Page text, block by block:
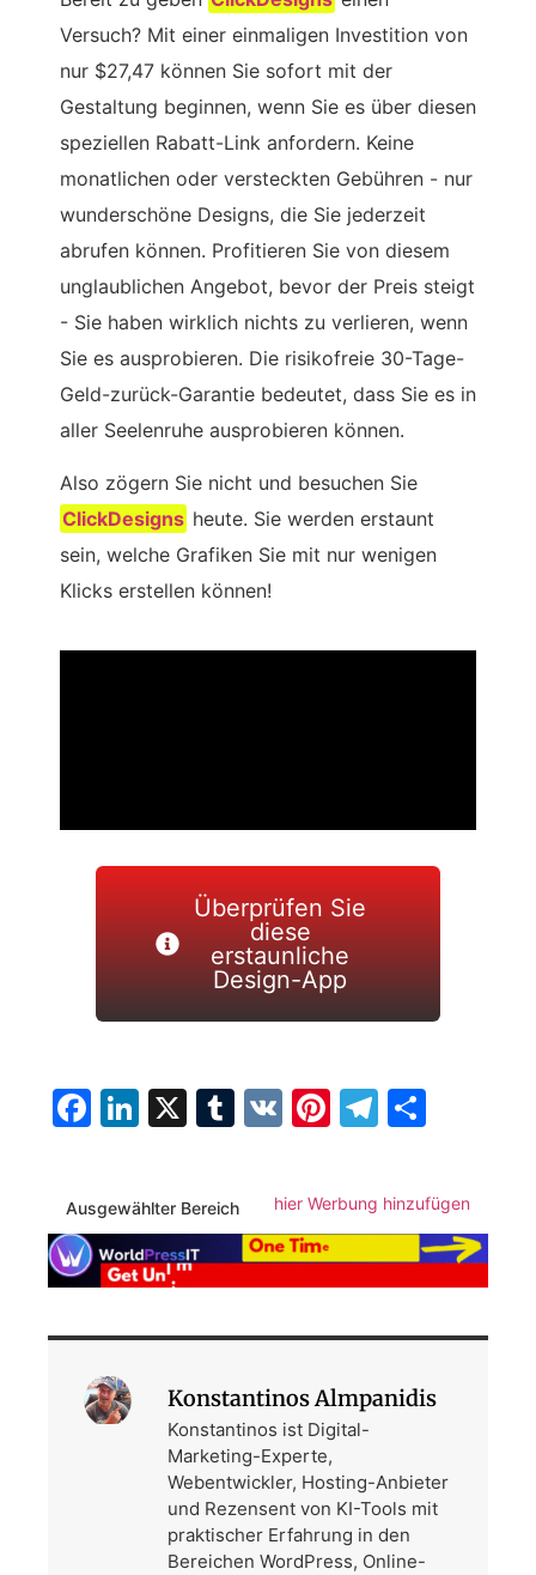
Versuch? Mit einer einmaligen Investition von
nur $27,47 können Sie sofort mit der
Gestaltung beginnen, wenn Sie es über diesen
speziellen Rabatt-Link anfordern. Keine
monatlichen oder versteckten Gebühren - nur
wunderschöne Designs, die Sie jederzeit
abrufen können. Profitieren Sie von diesem
unglaublichen Angebot, bevor der Preis steigt
- Sie haben wirklich nichts zu verlieren, wenn
Sie es ausprobieren. Die risikofreie 30-Tage-
Geld-zurück-Garantie bedeutet, dass Sie es in
aller Seelenruhe ausprobieren können.
Also zögern Sie nicht und besuchen Sie
ClickDesigns heute. Sie werden erstaunt
sein, welche Grafiken Sie mit nur wenigen
Klicks erstellen können!
Überprüfen Sie
diese
erstaunliche
Design-App
Facebook
LinkedIn
X Tumblr
VK Pinterest
Ausgewählter Bereich hier Werbung hinzufügen
Konstantinos Almpanidis
Konstantinos ist Digital-
Marketing-Experte,
Webentwickler, Hosting-Anbieter
und Rezensent von KI-Tools mit
praktischer Erfahrung in den
Bereichen WordPress, Online-